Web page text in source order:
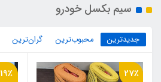
سیم بکسل خودرو
جدیدترین محبوب‌ترین گران‌ترین
27٪ 19٪